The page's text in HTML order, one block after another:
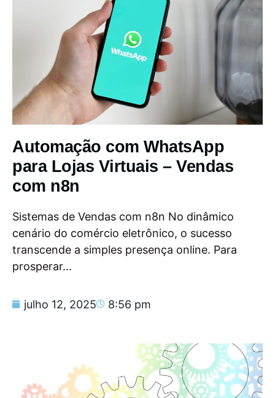
Automação com WhatsApp
para Lojas Virtuais – Vendas
com n8n
Sistemas de Vendas com n8n No dinâmico
cenário do comércio eletrônico, o sucesso
transcende a simples presença online. Para
prosperar...
julho 12, 2025 8:56 pm